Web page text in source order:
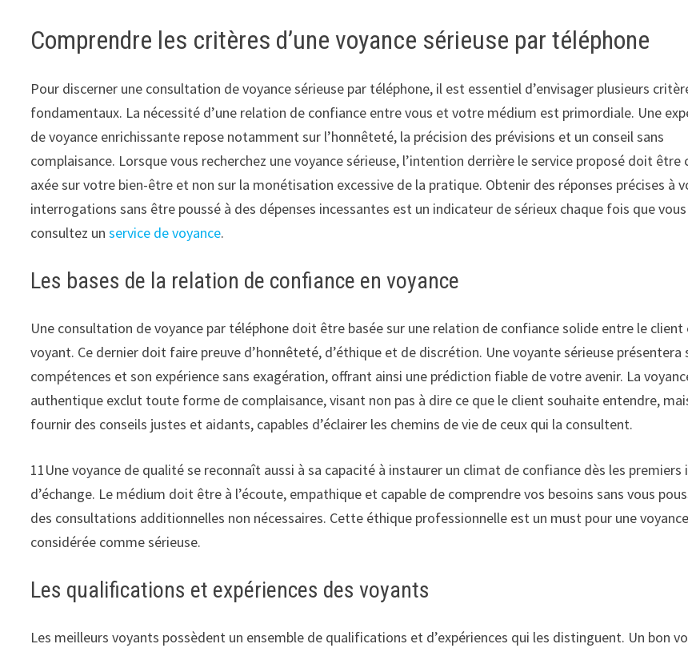
Comprendre les critères d’une voyance sérieuse par téléphone
Pour discerner une consultation de voyance sérieuse par téléphone, il est essentiel d’envisager plusieurs
fondamentaux. La nécessité d’une relation de confiance entre vous et votre médium est primordiale. Une
de voyance enrichissante repose notamment sur l’honnêteté, la précision des prévisions et un conseil sans
complaisance. Lorsque vous recherchez une voyance sérieuse, l’intention derrière le service proposé doit être
axée sur votre bien-être et non sur la monétisation excessive de la pratique. Obtenir des réponses précises à
interrogations sans être poussé à des dépenses incessantes est un indicateur de sérieux chaque fois que vous
consultez unservice de voyance.
Les bases de la relation de confiance en voyance
Une consultation de voyance par téléphone doit être basée sur une relation de confiance solide entre le client
voyant. Ce dernier doit faire preuve d’honnêteté, d’éthique et de discrétion. Une voyante sérieuse présentera
compétences et son expérience sans exagération, offrant ainsi une prédiction fiable de votre avenir. La
authentique exclut toute forme de complaisance, visant non pas à dire ce que le client souhaite entendre,
fournir des conseils justes et aidants, capables d’éclairer les chemins de vie de ceux qui la consultent.
11Une voyance de qualité se reconnaît aussi à sa capacité à instaurer un climat de confiance dès les premiers
d’échange. Le médium doit être à l’écoute, empathique et capable de comprendre vos besoins sans vous
des consultations additionnelles non nécessaires. Cette éthique professionnelle est un must pour une voyance
considérée comme sérieuse.
Les qualifications et expériences des voyants
Les meilleurs voyants possèdent un ensemble de qualifications et d’expériences qui les distinguent. Un bon